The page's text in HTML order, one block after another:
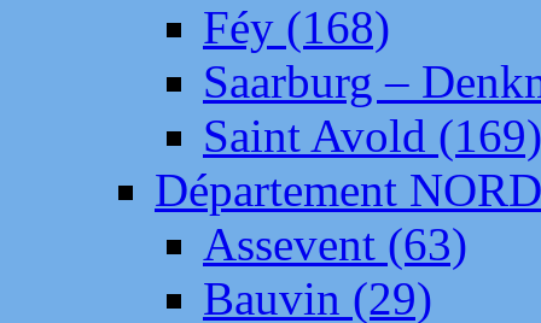
Féy (168)
Saarburg –
Saint Avold (169)
Département NORD
Assevent (63)
Bauvin (29)